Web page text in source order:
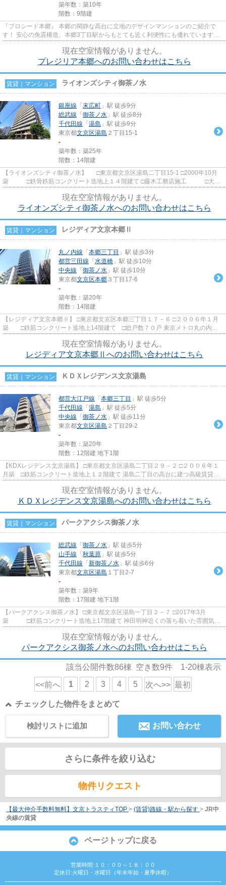
築年数：築10年
階数：9階建
『プロシード本郷』 本郷の閑静な高台に立地のデザインマンションのご紹介で
す！ 安心の免震構造。本郷3丁目駅からもとても近く利便性にも優れています。
現在空室情報がありません。
プレジリア本郷へのお問い合わせはこちら
賃貸｜マンション ライオンズシティ御茶ノ水
銀座線 「 末広町 」駅 徒歩9分
総武線 「 御茶ノ水 」駅 徒歩8分
千代田線 「 湯島 」駅 徒歩9分
東京都文京区湯島 ２丁目15-1
-
築年数：築25年
階数：14階建
【ライオンズシティ御茶ノ水】 □東京都文京区湯島二丁目15-1 □2000年10月
築 □鉄骨鉄筋コンクリート造地上１４階建て □藤木工務店施工 □大京
現在空室情報がありません。
ライオンズシティ御茶ノ水へのお問い合わせはこちら
賃貸｜マンション レジディア文京本郷Ⅱ
丸ノ内線 「 本郷三丁目 」駅 徒歩3分
都営三田線 「 水道橋 」駅 徒歩10分
中央線 「 御茶ノ水 」駅 徒歩10分
東京都文京区本郷 ３丁目17-6
-
築年数：築20年
階数：14階建
【レジディア文京本郷Ⅱ】 □東京都文京区本郷三丁目１７－６ □２００６年１月
築 □鉄筋コンクリート造地上14階建て □総戸数７０戸 東京メトロ丸の内
現在空室情報がありません。
レジディア文京本郷Ⅱへのお問い合わせはこちら
賃貸｜マンション ＫＤＸレジデンス文京湯島
都営大江戸線 「 本郷三丁目 」駅 徒歩5分
千代田線 「 湯島 」駅 徒歩5分
中央線 「 御茶ノ水 」駅 徒歩11分
東京都文京区湯島 ２丁目29-2
-
築年数：築20年
階数：12階建 地下1階
【KDXレジデンス文京湯島】 □東京都文京区湯島二丁目２９－２ □２００６年１
月築 □鉄筋コンクリート造地上１２階建て 湯島二丁目の高台に建つ高級賃貸マ
現在空室情報がありません。
ＫＤＸレジデンス文京湯島へのお問い合わせはこちら
賃貸｜マンション パークアクシス御茶ノ水
総武線 「 御茶ノ水 」駅 徒歩5分
山手線 「 秋葉原 」駅 徒歩5分
千代田線 「 新御茶ノ水 」駅 徒歩6分
東京都文京区湯島 １丁目2-7
-
築年数：築9年
階数：17階建 地下1階
【パークアクシス御茶ノ水】 □東京都文京区湯島一丁目２－７ □2017年3月
築 □鉄筋コンクリート造地上17階建て 神田明神近くの落ち着いた雰囲気の
現在空室情報がありません。
パークアクシス御茶ノ水へのお問い合わせはこちら
該当公開件数86棟 空き数9件 1-20棟表示
<<前へ 1 2 3 4 5 次へ>> 最初
チェックした物件をまとめて
お問い合わせ
検討リストに追加
さらに条件を絞り込む
物件リクエスト
【最大仲介手数料無料】文京トラスティTOP > (賃貸)路線・駅から探す > JR中
央線の賃貸
ページトップに戻る
営業時間:１０：００～１８：００
定休日:火曜日・水曜日（年末年始・夏季休暇）